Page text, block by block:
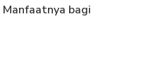
bagi